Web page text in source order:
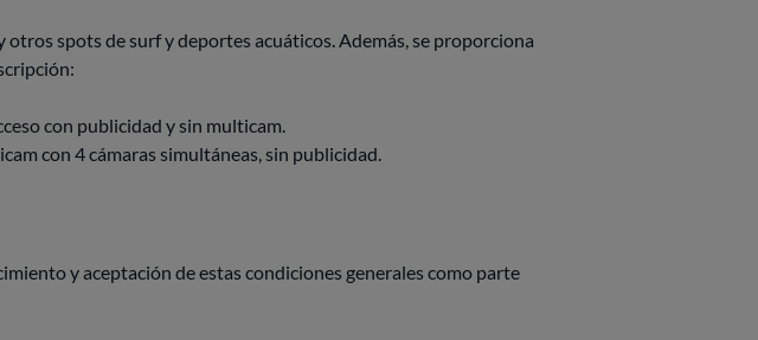
spots de surf y deportes acuáticos. Además, se proporciona
con publicidad y sin multicam.
con 4 cámaras simultáneas, sin publicidad.
y aceptación de estas condiciones generales como parte